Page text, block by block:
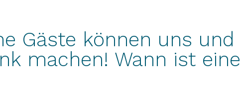
Gäste können uns
machen! Wann ist